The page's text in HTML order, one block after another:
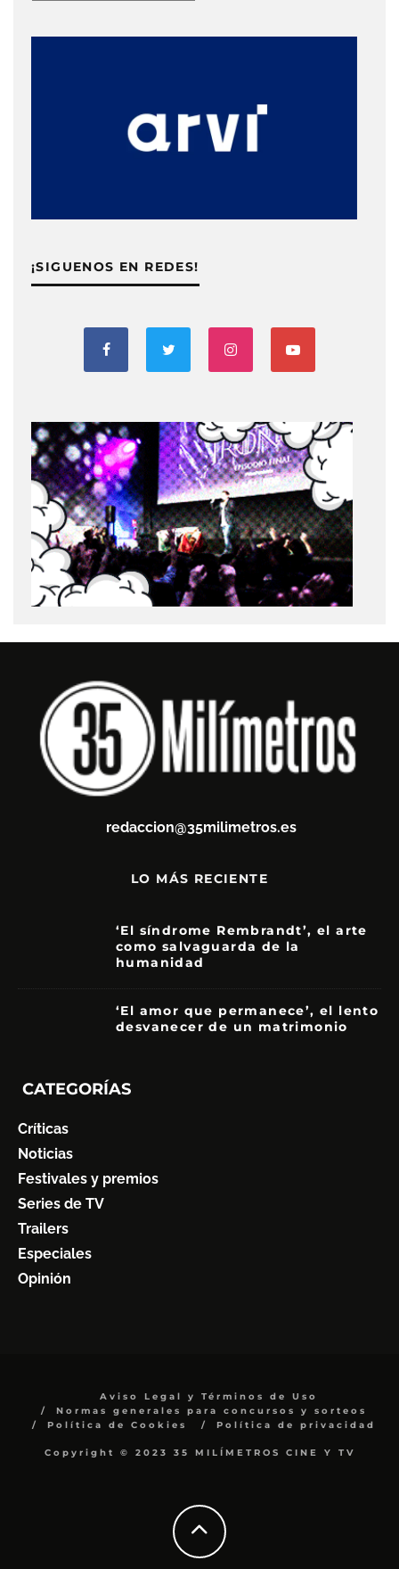
¡SIGUENOS EN REDES!
redaccion@35milimetros.es
LO MÁS RECIENTE
‘El síndrome Rembrandt’, el arte
como salvaguarda de la
humanidad
‘El amor que permanece’, el lento
desvanecer de un matrimonio
CATEGORÍAS
Críticas
Noticias
Festivales y premios
Series de TV
Trailers
Especiales
Opinión
Aviso Legal y Términos de Uso
Normas generales para concursos y sorteos
Política de Cookies
Política de privacidad
Copyright © 2023 35 MILÍMETROS CINE Y TV